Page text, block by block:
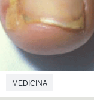
MEDICINA